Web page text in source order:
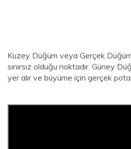
Kuzey Düğüm veya Gerçek Düğüm,
sınırsız olduğu noktadır. Güney
yer alır ve büyüme için gerçek